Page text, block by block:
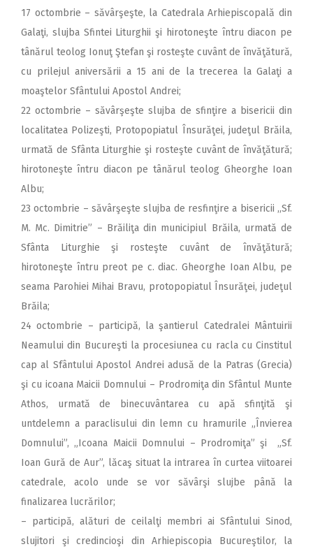
17 octombrie – săvârşeşte, la Catedrala Arhiepiscopală din
Galaţi, slujba Sfintei Liturghii şi hirotoneşte întru diacon pe
tânărul teolog Ionuţ Ştefan şi rosteşte cuvânt de învăţătură,
cu prilejul aniversării a 15 ani de la trecerea la Galaţi a
moaştelor Sfântului Apostol Andrei;
22 octombrie – săvârşeşte slujba de sfinţire a bisericii din
localitatea Polizeşti, Protopopiatul Însurăţei, judeţul Brăila,
urmată de Sfânta Liturghie şi rosteşte cuvânt de învăţătură;
hirotoneşte întru diacon pe tânărul teolog Gheorghe Ioan
Albu;
23 octombrie – săvârşeşte slujba de resfinţire a bisericii ,,Sf.
M. Mc. Dimitrie” – Brăiliţa din municipiul Brăila, urmată de
Sfânta Liturghie şi rosteşte cuvânt de învăţătură;
hirotoneşte întru preot pe c. diac. Gheorghe Ioan Albu, pe
seama Parohiei Mihai Bravu, protopopiatul Însurăţei, judeţul
Brăila;
24 octombrie – participă, la şantierul Catedralei Mântuirii
Neamului din Bucureşti la procesiunea cu racla cu Cinstitul
cap al Sfântului Apostol Andrei adusă de la Patras (Grecia)
şi cu icoana Maicii Domnului – Prodromiţa din Sfântul Munte
Athos, urmată de binecuvântarea cu apă sfinţită şi
untdelemn a paraclisului din lemn cu hramurile „Învierea
Domnului”, „Icoana Maicii Domnului – Prodromiţa” şi „Sf.
Ioan Gură de Aur”, lăcaş situat la intrarea în curtea viitoarei
catedrale, acolo unde se vor săvârşi slujbe până la
finalizarea lucrărilor;
– participă, alături de ceilalţi membri ai Sfântului Sinod,
slujitori şi credincioşi din Arhiepiscopia Bucureştilor, la